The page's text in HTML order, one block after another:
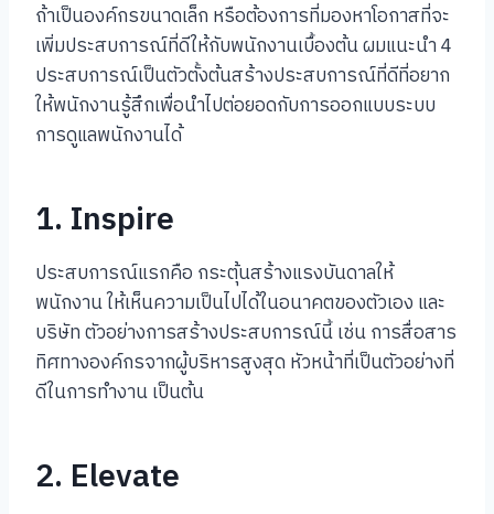
ถ้าเป็นองค์กรขนาดเล็ก หรือต้องการที่มองหาโอกาสที่จะ
เพิ่มประสบการณ์ที่ดีให้กับพนักงานเบื้องต้น ผมแนะนำ 4
ประสบการณ์เป็นตัวตั้งต้นสร้างประสบการณ์ที่ดีที่อยาก
ให้พนักงานรู้สึกเพื่อนำไปต่อยอดกับการออกแบบระบบ
การดูแลพนักงานได้
1. Inspire
ประสบการณ์แรกคือ กระตุ้นสร้างแรงบันดาลให้
พนักงาน ให้เห็นความเป็นไปได้ในอนาคตของตัวเอง และ
บริษัท ตัวอย่างการสร้างประสบการณ์นี้ เช่น การสื่อสาร
ทิศทางองค์กรจากผู้บริหารสูงสุด หัวหน้าที่เป็นตัวอย่างที่
ดีในการทำงาน เป็นต้น
2. Elevate